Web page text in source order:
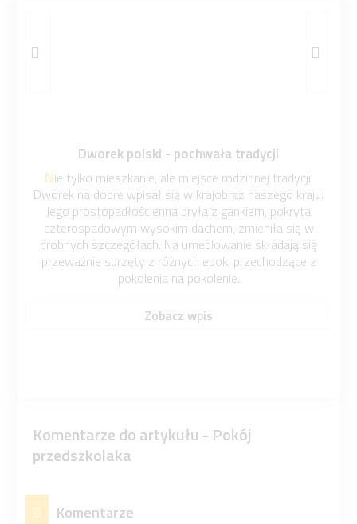
Dworek polski - pochwała tradycji
Nie tylko mieszkanie, ale miejsce rodzinnej tradycji.
Dworek na dobre wpisał się w krajobraz naszego kraju.
Jego prostopadłościenna bryła z gankiem, pokryta
czterospadowym wysokim dachem, zmieniła się w
drobnych szczegółach. Na umeblowanie składają się
przeważnie sprzęty z różnych epok, przechodzące z
pokolenia na pokolenie.
Zobacz wpis
Komentarze do artykułu - Pokój
przedszkolaka
Komentarze